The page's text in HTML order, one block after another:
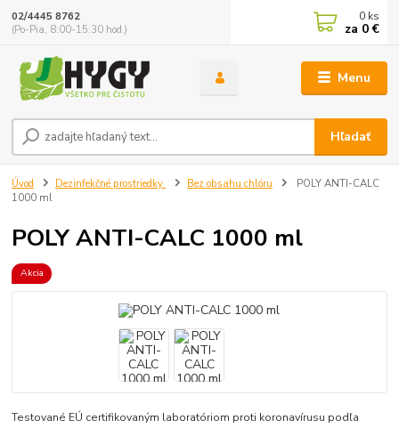
Menu
Hľadať
02/4445 8762
(Po-Pia, 8:00-15:30 hod.)
0 ks
za 0 €
Úvod Dezinfekčné prostriedky Bez obsahu chlóru
POLY ANTI-CALC
1000 ml
POLY ANTI-CALC 1000 ml
Akcia
Testované EÚ certifikovaným laboratóriom proti koronavírusu podľa